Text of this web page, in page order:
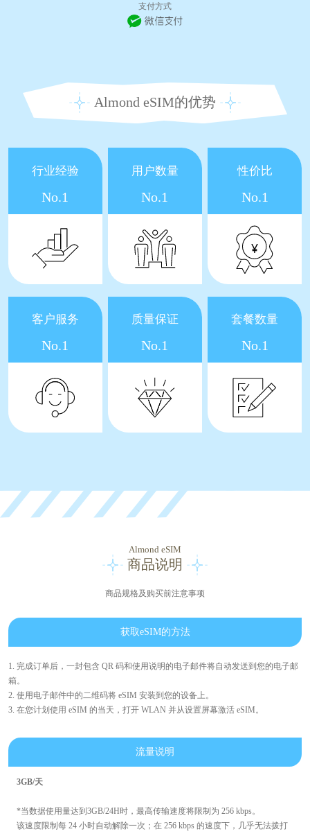
支付方式
Almond eSIM的优势
行业经验
No.1
用户数量
No.1
性价比
No.1
客户服务
No.1
质量保证
No.1
套餐数量
No.1
Almond eSIM
商品说明
商品规格及购买前注意事项
获取eSIM的方法
1. 完成订单后，一封包含 QR 码和使用说明的电子邮件将自动发送到您的电子邮
箱。
2. 使用电子邮件中的二维码将 eSIM 安装到您的设备上。
3. 在您计划使用 eSIM 的当天，打开 WLAN 并从设置屏幕激活 eSIM。
流量说明
3GB/天
*当数据使用量达到3GB/24H时，最高传输速度将限制为 256 kbps。
该速度限制每 24 小时自动解除一次；在 256 kbps 的速度下，几乎无法拨打